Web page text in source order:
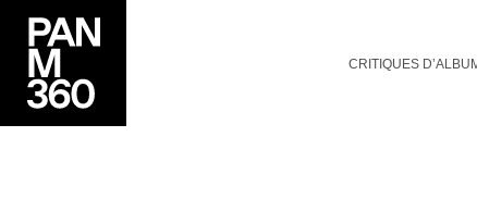
CRITIQUES